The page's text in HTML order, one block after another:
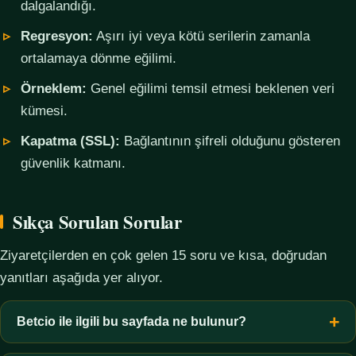
dalgalandığı.
Regresyon: Aşırı iyi veya kötü serilerin zamanla
ortalamaya dönme eğilimi.
Örneklem: Genel eğilimi temsil etmesi beklenen veri
kümesi.
Kapatma (SSL): Bağlantının şifreli olduğunu gösteren
güvenlik katmanı.
Sıkça Sorulan Sorular
Ziyaretçilerden en çok gelen 15 soru ve kısa, doğrudan
yanıtları aşağıda yer alıyor.
Betcio ile ilgili bu sayfada ne bulunur?
Bu sayfada yalnızca kavramsal bilgi, terim açıklamaları, veri